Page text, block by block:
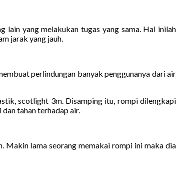
lain yang melakukan tugas yang sama. Hal inilah
jarak yang jauh.
perlindungan banyak penggunanya dari air
scotlight 3m. Disamping itu, rompi dilengkapi
tahan terhadap air.
Makin lama seorang memakai rompi ini maka dia